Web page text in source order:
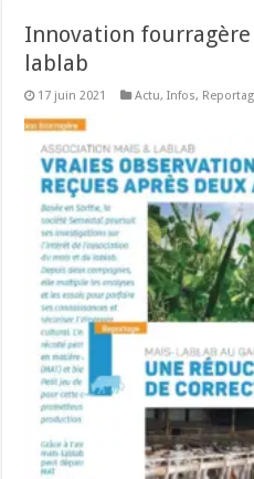
Innovation
lablab
17 juin 2021 Actu,Infos,